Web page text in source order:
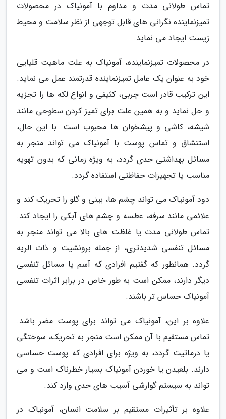
تماس طولانی مدت و مداوم با آمونیاک در محصولات
تمیزنماینده نگرانی های قابل توجهی از نظر سلامت و محیط
زیست ایجاد می نماید.
در محصولات تمیزنماینده، آمونیاک به علت ماهیت قلیایی
خود به عنوان یک عامل تمیزنماینده قدرتمند عمل می نماید.
این ترکیب قادر است چربی، کثیفی و انواع لکه ها را تجزیه
و حل نماید و به همین علت برای تمیز کردن سطوحی مانند
شیشه، کاشی و پیشخوان ها محبوب است. با این حال،
استنشاق و تماس پوست با آمونیاک می تواند منجر به
مسائل بهداشتی جدی گردد، به ویژه زمانی که بدون تهویه
مناسب یا تجهیزات حفاظتی استفاده گردد.
دود آمونیاک می تواند چشم ها، بینی و گلو را تحریک کند و
علائمی مانند سرفه، عطسه و چشم های آبکی را ایجاد کند.
تماس طولانی مدت یا غلظت های بالا می تواند منجر به
مسائل تنفسی شدیدتری، از جمله برونشیت و ذات الریه
گردد. همانطور که گفتیم افرادی که آسم یا مسائل تنفسی
دیگر دارند، ممکن است به طور خاص در برابر اثرات تنفسی
آمونیاک حساس تر باشند.
علاوه بر این، آمونیاک می تواند برای پوست مضر باشد.
تماس مستقیم با آن ممکن است منجر به تحریک، سوختگی
یا درماتیت گردد، به ویژه برای افرادی که پوست حساسی
دارند. بلعیدن یا خوردن آمونیاک بسیار خطرناک است و می
تواند به سیستم گوارشی آسیب های جدی وارد کند.
علاوه بر تأثیرات مستقیم بر سلامت انسان، آمونیاک در